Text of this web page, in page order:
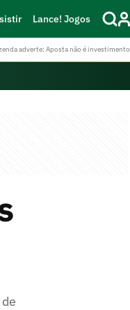
Lance! Jogos
adverte: Aposta não é investimento